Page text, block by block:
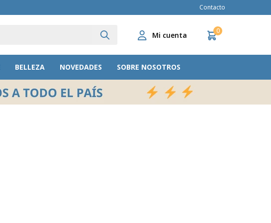
BELLEZA NOVEDADES SOBRE NOSOTROS
0
Contacto